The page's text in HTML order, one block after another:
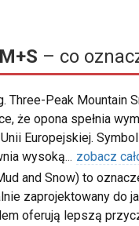
– co
Three-Peak Mountain
że opona spełnia
Unii Europejskiej.
wysoką... zobacz
and Snow) to
zaprojektowany do
oferują lepszą